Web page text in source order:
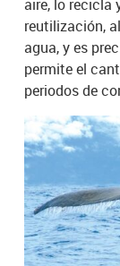
aire, lo recicla
reutilización,
agua, y es
permite el
periodos de